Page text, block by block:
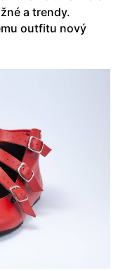
a trendy.
outfitu nový